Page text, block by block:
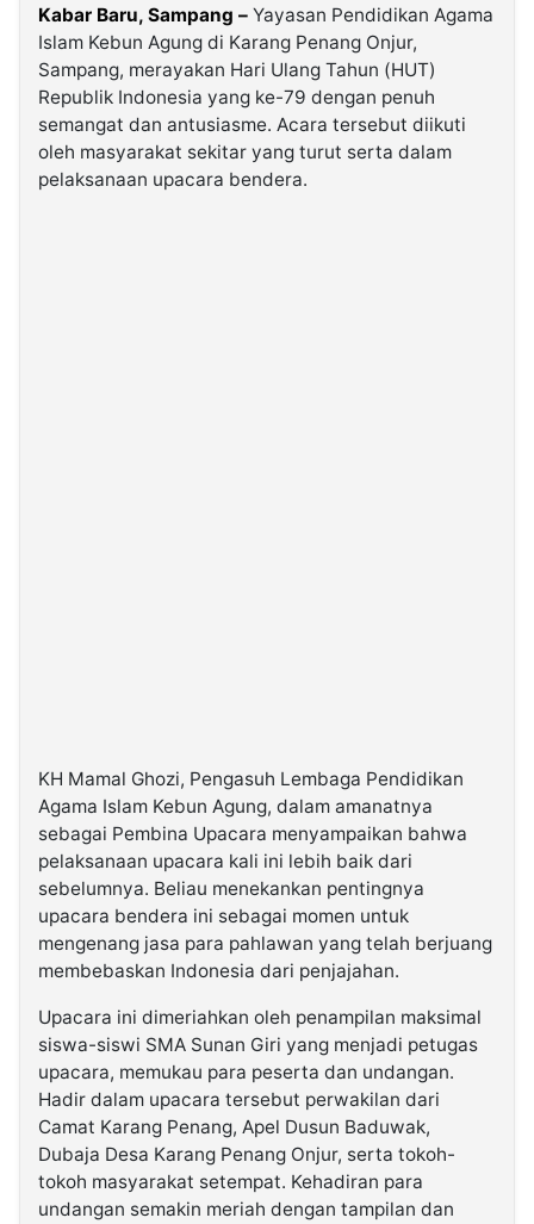
Kabarbaru.co
2026
Kabarbaru
Kabar Baru, Sampang – Yayasan Pendidikan Agama
Islam Kebun Agung di Karang Penang Onjur,
Sampang, merayakan Hari Ulang Tahun (HUT)
Republik Indonesia yang ke-79 dengan penuh
semangat dan antusiasme. Acara tersebut diikuti
oleh masyarakat sekitar yang turut serta dalam
pelaksanaan upacara bendera.
KH Mamal Ghozi, Pengasuh Lembaga Pendidikan
Agama Islam Kebun Agung, dalam amanatnya
sebagai Pembina Upacara menyampaikan bahwa
pelaksanaan upacara kali ini lebih baik dari
sebelumnya. Beliau menekankan pentingnya
upacara bendera ini sebagai momen untuk
mengenang jasa para pahlawan yang telah berjuang
membebaskan Indonesia dari penjajahan.
Upacara ini dimeriahkan oleh penampilan maksimal
siswa-siswi SMA Sunan Giri yang menjadi petugas
upacara, memukau para peserta dan undangan.
Hadir dalam upacara tersebut perwakilan dari
Camat Karang Penang, Apel Dusun Baduwak,
Dubaja Desa Karang Penang Onjur, serta tokoh-
tokoh masyarakat setempat. Kehadiran para
undangan semakin meriah dengan tampilan dan